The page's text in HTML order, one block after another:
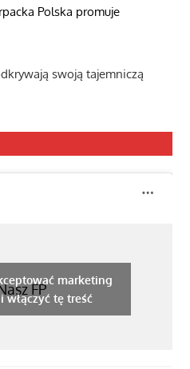
Polska promuje
swoją tajemniczą
FP
marketing
włączyć tę treść